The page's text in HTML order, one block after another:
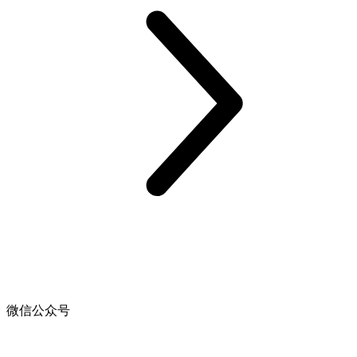
微信公众号